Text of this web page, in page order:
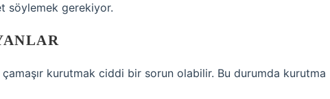
söylemek gerekiyor.
kurutmak ciddi bir sorun olabilir. Bu durumda kurutma